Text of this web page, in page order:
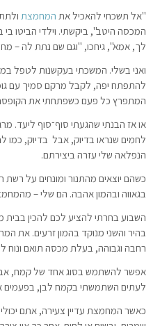
"אל תשכחי להאכיל את המחמצת
המכסה היטב", ביקשתי. וילדי הביטו
לך, אמא", גיחכו, "וגם שם נתת לה –
ואני בשלי. המשכתי בעקשנות לטפל
להתפתח יפה, לקבל מרקם סמיך עם
המתפרץ כל פעם כשפתחתי את
או אז הבנתי שהגעתי סוף־סוף ליעד.
לחמים שנראו בדיוק, אבל בדיוק, כמו
הנפלאה שלי עזרה ביצירתם.
כשהם יוצאים מהתנור ומונחים על רשת
בגאווה ובהמון אהבה. הם שלי –
השבוע בחרתי להציע לכם להכין בבית
בהיר והשני מנוקד בהמון זרעים. את
רחבה וגבוהה, בעלת מכסה תואם ונוח
אפשר להשתמש בסוג אחד של קמח, אבל
לעתים השתמשתי בקמח לבן, בפעמים
כאשר המחמצת עדיין צעירה, אתם